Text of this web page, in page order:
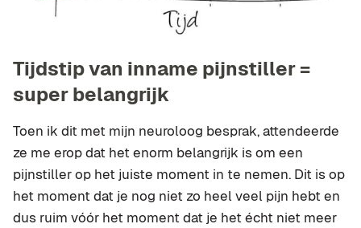
Tijdstip van inname pijnstiller =
super belangrijk
Toen ik dit met mijn neuroloog besprak, attendeerde
ze me erop dat het enorm belangrijk is om een
pijnstiller op het juiste moment in te nemen. Dit is op
het moment dat je nog niet zo heel veel pijn hebt en
dus ruim vóór het moment dat je het écht niet meer